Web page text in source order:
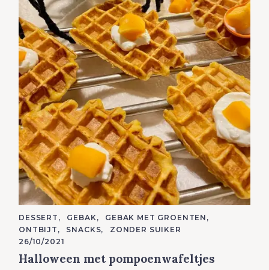
C
A
T
E
O
R
DESSERT GEBAK
GEBAK MET GROENTEN
ONTBIJT
SNACKS
ZONDER SUIKER
26/10/2021
Halloween met pompoenwafeltjes